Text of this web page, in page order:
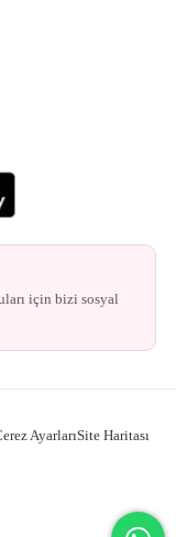
için bizi sosyal
AyarlarıSite Haritası